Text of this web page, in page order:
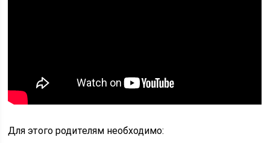
Для этого родителям необходимо: